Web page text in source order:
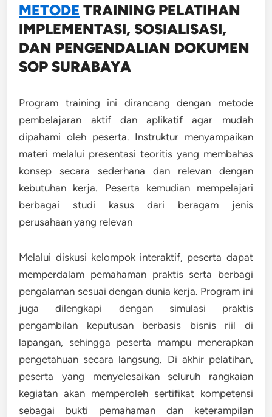
METODE TRAINING PELATIHAN
IMPLEMENTASI, SOSIALISASI,
DAN PENGENDALIAN DOKUMEN
SOP SURABAYA
Program training ini dirancang dengan metode
pembelajaran aktif dan aplikatif agar mudah
dipahami oleh peserta. Instruktur menyampaikan
materi melalui presentasi teoritis yang membahas
konsep secara sederhana dan relevan dengan
kebutuhan kerja. Peserta kemudian mempelajari
berbagai studi kasus dari beragam jenis
perusahaan yang relevan
Melalui diskusi kelompok interaktif, peserta dapat
memperdalam pemahaman praktis serta berbagi
pengalaman sesuai dengan dunia kerja. Program ini
juga dilengkapi dengan simulasi praktis
pengambilan keputusan berbasis bisnis riil di
lapangan, sehingga peserta mampu menerapkan
pengetahuan secara langsung. Di akhir pelatihan,
peserta yang menyelesaikan seluruh rangkaian
kegiatan akan memperoleh sertifikat kompetensi
sebagai bukti pemahaman dan keterampilan